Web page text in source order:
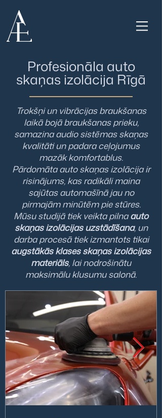
Profesionāla auto
skaņas izolācija Rīgā
Trokšņi un vibrācijas braukšanas
laikā bojā braukšanas prieku,
samazina audio sistēmas skaņas
kvalitāti un padara ceļojumus
mazāk komfortablus.
Pārdomāta auto skaņas izolācija ir
risinājums, kas radikāli maina
sajūtas automašīnā jau no
pirmajām minūtēm pie stūres.
Mūsu studijā tiek veikta pilnaauto
skaņas izolācijas uzstādīšana, un
darba procesā tiek izmantots tikai
augstākās klases skaņas izolācijas
materiāls, lai nodrošinātu
maksimālu klusumu salonā.